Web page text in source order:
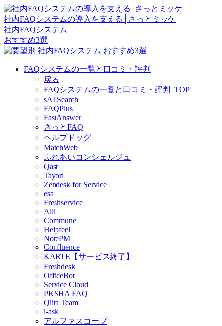
社内FAQシステムの導入を支える│さっとミッケ
社内FAQシステム
おすすめ3選
FAQシステムの一覧と口コミ・評判
戻る
FAQシステムの一覧と口コミ・評判_TOP
sAI Search
FAQPlus
FastAnswer
さっとFAQ
ヘルプドッグ
MatchWeb
ふれあいコンシェルジュ
Qast
Tayori
Zendesk for Service
esa
Freshservice
Alli
Commune
Helpfeel
NotePM
Confluence
KARTE【サービス終了】
Freshdesk
OfficeBot
Service Cloud
PKSHA FAQ
Qiita Team
i-ask
アルファスコープ